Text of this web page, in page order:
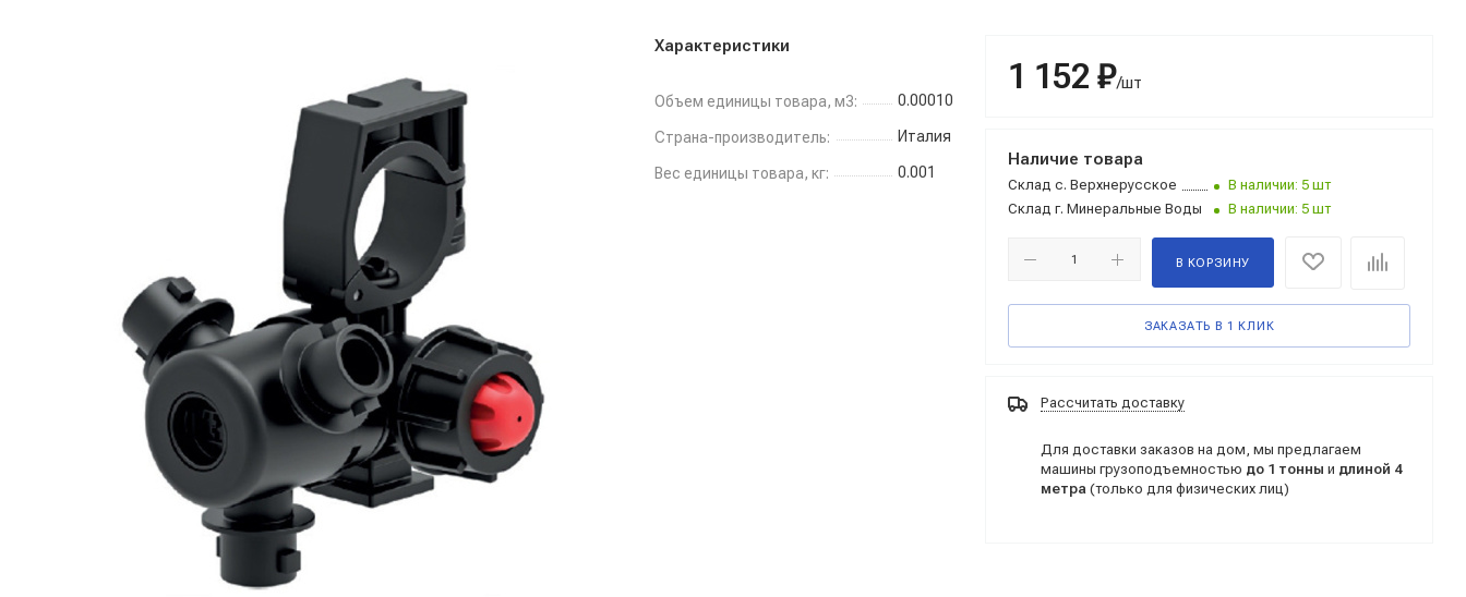
Характеристики
Объем единицы товара, м3: 0.00010
Страна-производитель: Италия
Вес единицы товара, кг: 0.001
1 152 ₽/шт
Наличие товара
Склад с. Верхнерусское
В наличии: 5 шт
Склад г. Минеральные Воды В наличии: 5 шт
В КОРЗИНУ
ЗАКАЗАТЬ В 1 КЛИК
Рассчитать доставку
Для доставки заказов на дом, мы предлагаем
машины грузоподъемностью до 1 тонны и длиной 4
метра (только для физических лиц)